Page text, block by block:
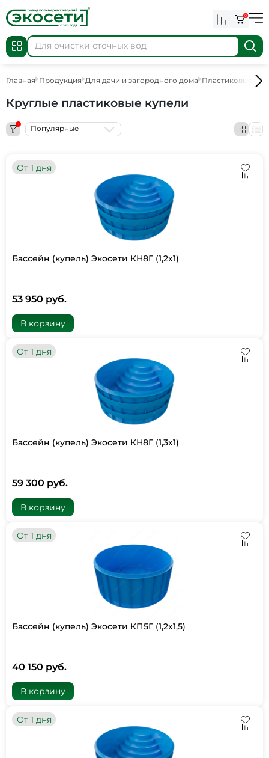
0
Главная Продукция Для дачи и загородного дома Пластиковые
Круглые пластиковые купели
1 Популярные
От 1 дня
Бассейн (купель) Экосети КН8Г (1,2х1)
53 950 руб.
В корзину
От 1 дня
Бассейн (купель) Экосети КН8Г (1,3х1)
59 300 руб.
В корзину
От 1 дня
Бассейн (купель) Экосети КП5Г (1,2х1,5)
40 150 руб.
В корзину
От 1 дня